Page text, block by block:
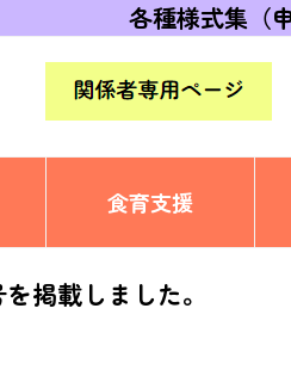
各種様式集（
食育支援
掲載しました。